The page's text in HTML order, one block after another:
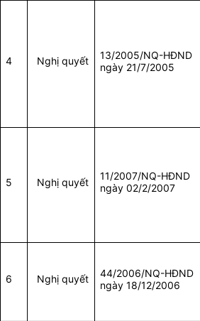
4 Nghị quyết
13/2005/NQ-HĐND
ngày 21/7/2005
5 Nghị quyết
11/2007/NQ-HĐND
ngày 02/2/2007
6 Nghị quyết
44/2006/NQ-HĐND
ngày 18/12/2006